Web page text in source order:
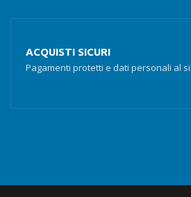
ACQUISTI SICURI
Pagamenti protetti e dati personali al